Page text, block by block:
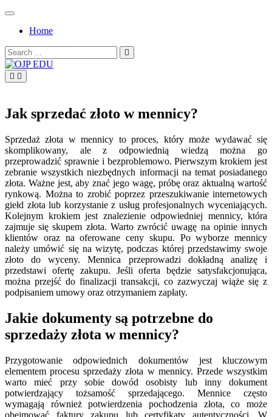
Skip
contentHome
Search
for:
Jak sprzedać złoto w mennicy?
Sprzedaż złota w mennicy to proces, który może wydawać się
skomplikowany, ale z odpowiednią wiedzą można go
przeprowadzić sprawnie i bezproblemowo. Pierwszym krokiem jest
zebranie wszystkich niezbędnych informacji na temat posiadanego
złota. Ważne jest, aby znać jego wagę, próbę oraz aktualną wartość
rynkową. Można to zrobić poprzez przeszukiwanie internetowych
giełd złota lub korzystanie z usług profesjonalnych wyceniających.
Kolejnym krokiem jest znalezienie odpowiedniej mennicy, która
zajmuje się skupem złota. Warto zwrócić uwagę na opinie innych
klientów oraz na oferowane ceny skupu. Po wyborze mennicy
należy umówić się na wizytę, podczas której przedstawimy swoje
złoto do wyceny. Mennica przeprowadzi dokładną analizę i
przedstawi ofertę zakupu. Jeśli oferta będzie satysfakcjonująca,
można przejść do finalizacji transakcji, co zazwyczaj wiąże się z
podpisaniem umowy oraz otrzymaniem zapłaty.
Jakie dokumenty są potrzebne do
sprzedaży złota w mennicy?
Przygotowanie odpowiednich dokumentów jest kluczowym
elementem procesu sprzedaży złota w mennicy. Przede wszystkim
warto mieć przy sobie dowód osobisty lub inny dokument
potwierdzający tożsamość sprzedającego. Mennice często
wymagają również potwierdzenia pochodzenia złota, co może
obejmować faktury zakupu lub certyfikaty autentyczności. W